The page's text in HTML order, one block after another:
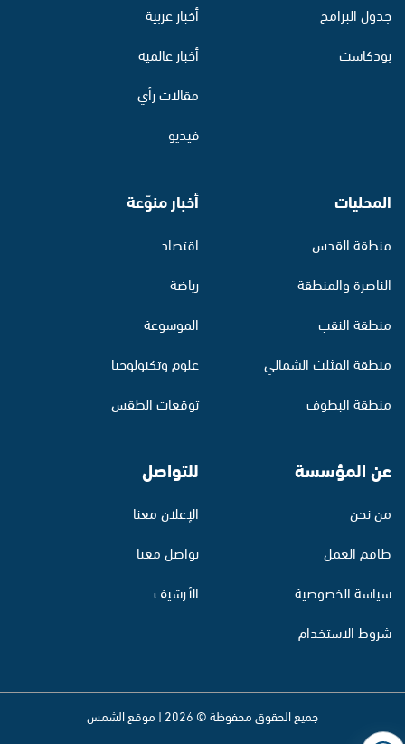
جدول البرامج
بودكاست
أخبار عربية
أخبار عالمية
مقالات رأي
فيديو
المحليات
منطقة القدس
الناصرة والمنطقة
منطقة النقب
منطقة المثلث الشمالي
منطقة البطوف
أخبار منوّعة
اقتصاد
رياضة
الموسوعة
علوم وتكنولوجيا
توقعات الطقس
عن المؤسسة
من نحن
طاقم العمل
سياسة الخصوصية
شروط الاستخدام
للتواصل
الإعلان معنا
تواصل معنا
الأرشيف
جميع الحقوق محفوظة © 2026 | موقع الشمس